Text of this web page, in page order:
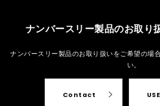
ナンバースリー製品のお取り
ナンバースリー製品のお取り扱いをご希望の場合
い。
Contact